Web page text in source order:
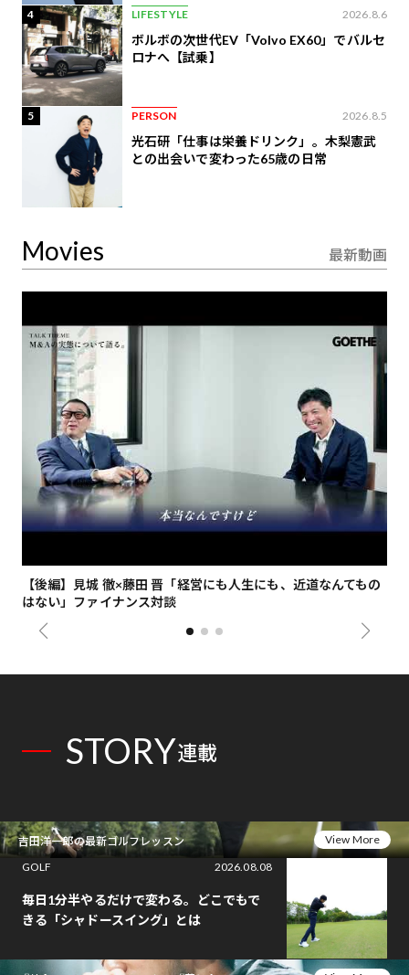
4 LIFESTYLE 2026.8.6
ボルボの次世代EV「Volvo EX60」でバルセ
ロナへ【試乗】
5 PERSON 2026.8.5
光石研「仕事は栄養ドリンク」。木梨憲武
との出会いで変わった65歳の日常
Movies 最新動画
【後編】見城 徹×藤田 晋「経営にも人生にも、近道なんてもの
はない」ファイナンス対談
STORY連載
吉田洋一郎の最新ゴルフレッスン
View More
GOLF
2026.08.08
毎日1分半やるだけで変わる。どこでもで
きる「シャドースイング」とは